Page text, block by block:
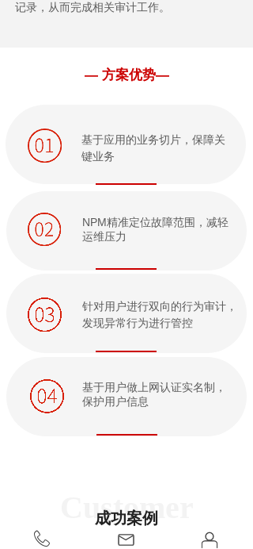
记录，从而完成相关审计工作。
— 方案优势—
基于应用的业务切片，保障关
键业务
基于用户做上网认证实名制，
保护用户信息
NPM精准定位故障范围，减轻
运维压力
针对用户进行双向的行为审计，
发现异常行为进行管控
CASE
成功案例
Customer